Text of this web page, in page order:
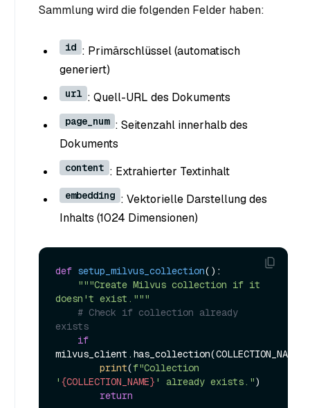
Sammlung wird die folgenden Felder haben:
id : Primärschlüssel (automatisch
generiert)
url : Quell-URL des Dokuments
page_num : Seitenzahl innerhalb des
Dokuments
content : Extrahierter Textinhalt
embedding : Vektorielle Darstellung des
Inhalts (1024 Dimensionen)
def setup_milvus_collection():
"""Create Milvus collection if it
doesn't exist."""
# Check if collection already
exists
if
milvus_client.has_collection(COLLECTION_NAME):
print(f"Collection
' {COLLECTION_NAME} ' already exists.")
return